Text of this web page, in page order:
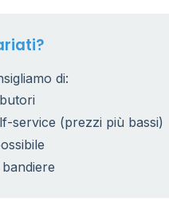
di:
service (prezzi più bassi)